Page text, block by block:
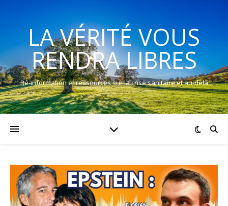
LA VÉRITÉ VOUS
RENDRA LIBRES
Ré-information et ressources sur la crise sanitaire et au-delà